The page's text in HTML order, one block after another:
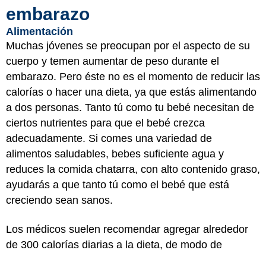
embarazo
Alimentación
Muchas jóvenes se preocupan por el aspecto de su
cuerpo y temen aumentar de peso durante el
embarazo. Pero éste no es el momento de reducir las
calorías o hacer una dieta, ya que estás alimentando
a dos personas. Tanto tú como tu bebé necesitan de
ciertos nutrientes para que el bebé crezca
adecuadamente. Si comes una variedad de
alimentos saludables, bebes suficiente agua y
reduces la comida chatarra, con alto contenido graso,
ayudarás a que tanto tú como el bebé que está
creciendo sean sanos.
Los médicos suelen recomendar agregar alrededor
de 300 calorías diarias a la dieta, de modo de